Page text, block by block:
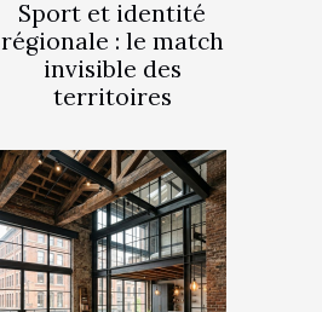
Sport et identité
régionale : le match
invisible des
territoires